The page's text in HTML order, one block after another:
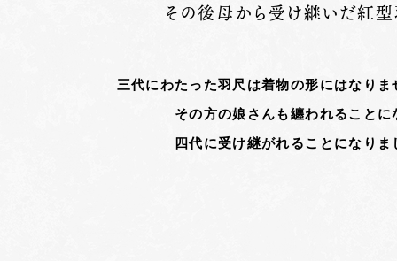
その後母から受け継いだ紅
三代にわたった羽尺は着物の形にはなりま
その方の娘さんも纏われることに
四代に受け継がれることになりま